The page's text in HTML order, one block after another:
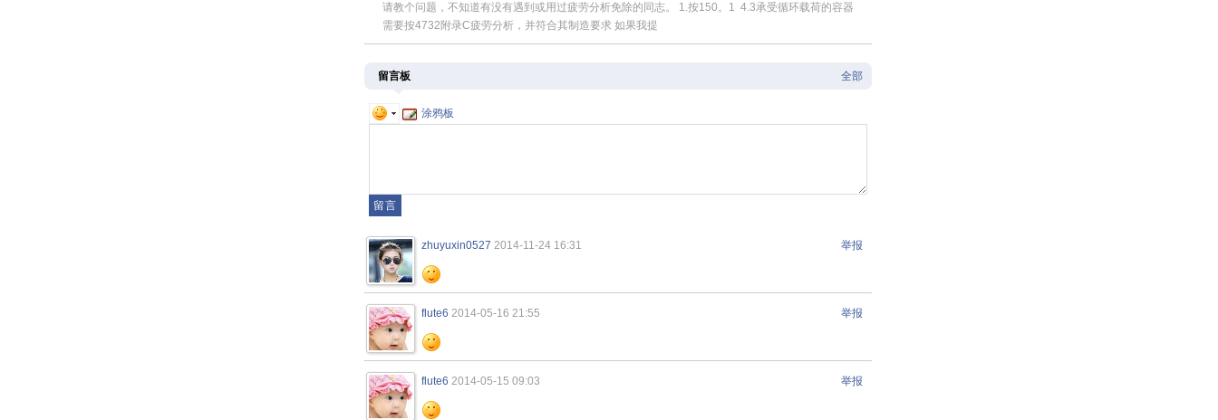
请教个问题，不知道有没有遇到或用过疲劳分析免除的同志。 1.按150。1 4.3承受循环载荷的容器
需要按4732附录C疲劳分析，并符合其制造要求 如果我提
全部
留言板
涂鸦板
举报
zhuyuxin0527 2014-11-24 16:31
举报
flute6 2014-05-16 21:55
举报
flute6 2014-05-15 09:03